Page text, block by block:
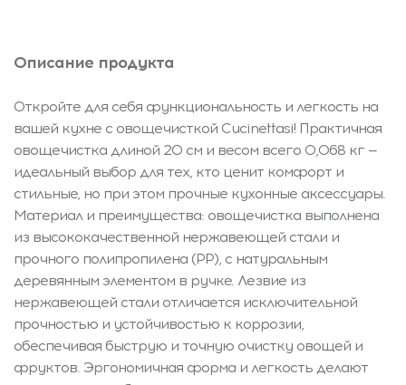
Описание продукта
Откройте для себя функциональность и легкость на
вашей кухне с овощечисткой Cucinettasi! Практичная
овощечистка длиной 20 см и весом всего 0,068 кг —
идеальный выбор для тех, кто ценит комфорт и
стильные, но при этом прочные кухонные аксессуары.
Материал и преимущества: овощечистка выполнена
из высококачественной нержавеющей стали и
прочного полипропилена (PP), с натуральным
деревянным элементом в ручке. Лезвие из
нержавеющей стали отличается исключительной
прочностью и устойчивостью к коррозии,
обеспечивая быструю и точную очистку овощей и
фруктов. Эргономичная форма и легкость делают